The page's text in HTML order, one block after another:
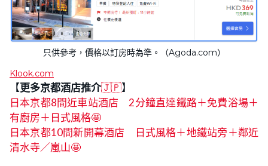
只供參考，價格以訂房時為準。（Agoda.com）
Klook.com
【更多京都酒店推介🇯🇵】
日本京都8間近車站酒店 2分鐘直達鐵路＋免費浴場＋
有廚房＋日式風格🤩
日本京都10間新開幕酒店 日式風格＋地鐵站旁＋鄰近
清水寺／嵐山🤩